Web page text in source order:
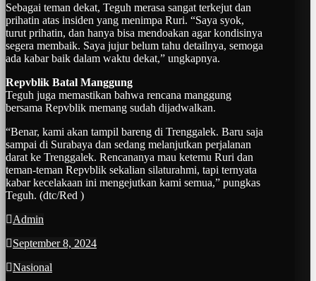
Sebagai teman dekat, Teguh merasa sangat terkejut dan
prihatin atas insiden yang menimpa Ruri. “Saya syok,
turut prihatin, dan hanya bisa mendoakan agar kondisinya
segera membaik. Saya jujur belum tahu detailnya, semoga
ada kabar baik dalam waktu dekat,” ungkapnya.
Repvblik Batal Manggung
Teguh juga memastikan bahwa rencana manggung
bersama Repvblik memang sudah dijadwalkan.
“Benar, kami akan tampil bareng di Trenggalek. Baru saja
sampai di Surabaya dan sedang melanjutkan perjalanan
darat ke Trenggalek. Rencananya mau ketemu Ruri dan
teman-teman Repvblik sekalian silaturahmi, tapi ternyata
kabar kecelakaan ini mengejutkan kami semua,” pungkas
Teguh. (dtc/Red )
Admin
September 8, 2024
Nasional